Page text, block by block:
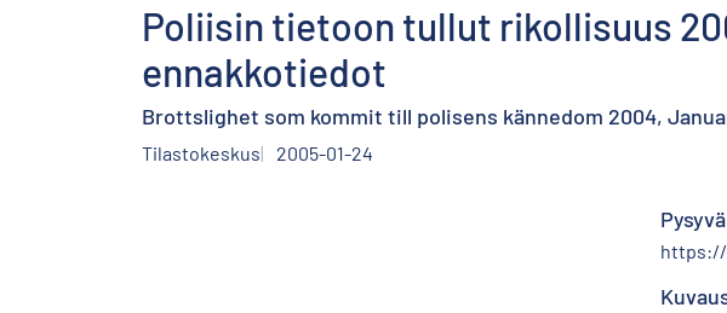
Poliisin tietoon tullut rikollisuus
ennakkotiedot
Brottslighet som kommit till polisens kännedom 2004,
Tilastokeskus 2005-01-24
https://